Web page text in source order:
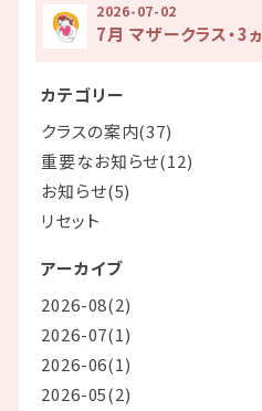
2026-07-02
7月 マザークラス・3
カテゴリー
クラスの案内(37)
重要なお知らせ(12)
お知らせ(5)
リセット
アーカイブ
2026-08(2)
2026-07(1)
2026-06(1)
2026-05(2)